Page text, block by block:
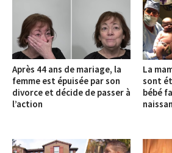
Après 44 ans de mariage, la
femme est épuisée par son
divorce et décide de passer à
l’action
La
sont
bébé